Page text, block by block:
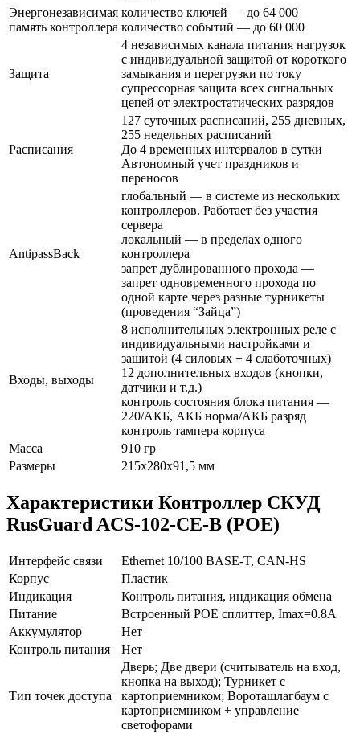
Энергонезависимая
память контроллера
количество ключей — до 64 000
количество событий — до 60 000
Защита
4 независимых канала питания нагрузок
с индивидуальной защитой от короткого
замыкания и перегрузки по току
супрессорная защита всех сигнальных
цепей от электростатических разрядов
Расписания
127 суточных расписаний, 255 дневных,
255 недельных расписаний
До 4 временных интервалов в сутки
Автономный учет праздников и
переносов
AntipassBack
глобальный — в системе из нескольких
контроллеров. Работает без участия
сервера
локальный — в пределах одного
контроллера
запрет дублированного прохода —
запрет одновременного прохода по
одной карте через разные турникеты
(проведения “Зайца”)
Входы, выходы
8 исполнительных электронных реле с
индивидуальными настройками и
защитой (4 силовых + 4 слаботочных)
12 дополнительных входов (кнопки,
датчики и т.д.)
контроль состояния блока питания —
220/АКБ, АКБ норма/АКБ разряд
контроль тампера корпуса
Масса
910 гр
Размеры
215х280х91,5 мм
Характеристики Контроллер СКУД
RusGuard ACS-102-CE-B (POE)
Интерфейс связи
Ethernet 10/100 BASE-T, CAN-HS
Корпус
Пластик
Индикация
Контроль питания, индикация обмена
Питание
Встроенный POE сплиттер, Imax=0.8A
Аккумулятор
Нет
Контроль питания
Нет
Тип точек доступа
Дверь; Две двери (считыватель на вход,
кнопка на выход); Турникет с
картоприемником; Вороташлагбаум с
картоприемником + управление
светофорами